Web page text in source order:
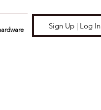
Sign Up | Log In